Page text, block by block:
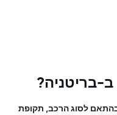
בריטניה?
לסוג הרכב, תקופת